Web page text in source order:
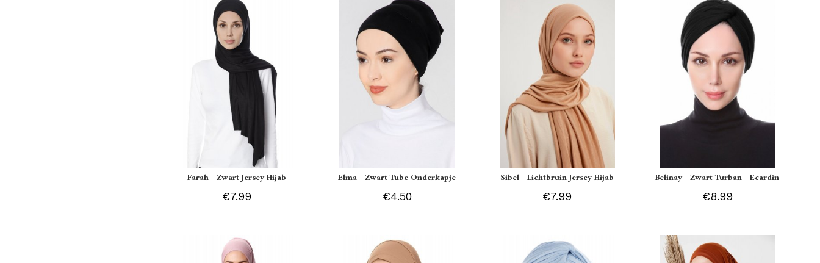
Farah - Zwart Jersey Hijab
€7.99
Elma - Zwart Tube Onderkapje
€4.50
Sibel - Lichtbruin Jersey Hijab
€7.99
Belinay - Zwart Turban - Ecardin
€8.99